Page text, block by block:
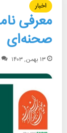
اخبار
معرفی
صحنه‌ای
۱۳ بهمن, ۱۴۰۳